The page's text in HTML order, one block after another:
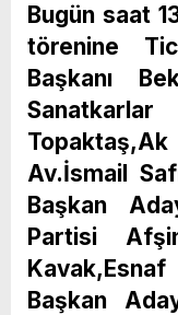
Bugün saat
törenine
Başkanı
Sanatkarlar
Av.İsmail
Başkan
Partisi
Başkan